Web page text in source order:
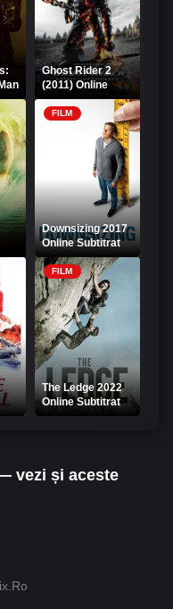
Ghost Rider 2
(2011) Online
Subtitrat –
Demonul
FILM
Downsizing 2017
Online Subtitrat
FILM
The Ledge 2022
Online Subtitrat
vezi și aceste